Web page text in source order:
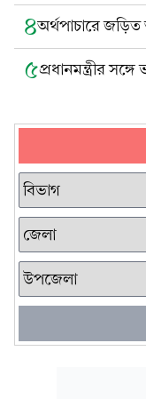
৪অর্থপাচারে
৫প্রধানমন্ত্রীর